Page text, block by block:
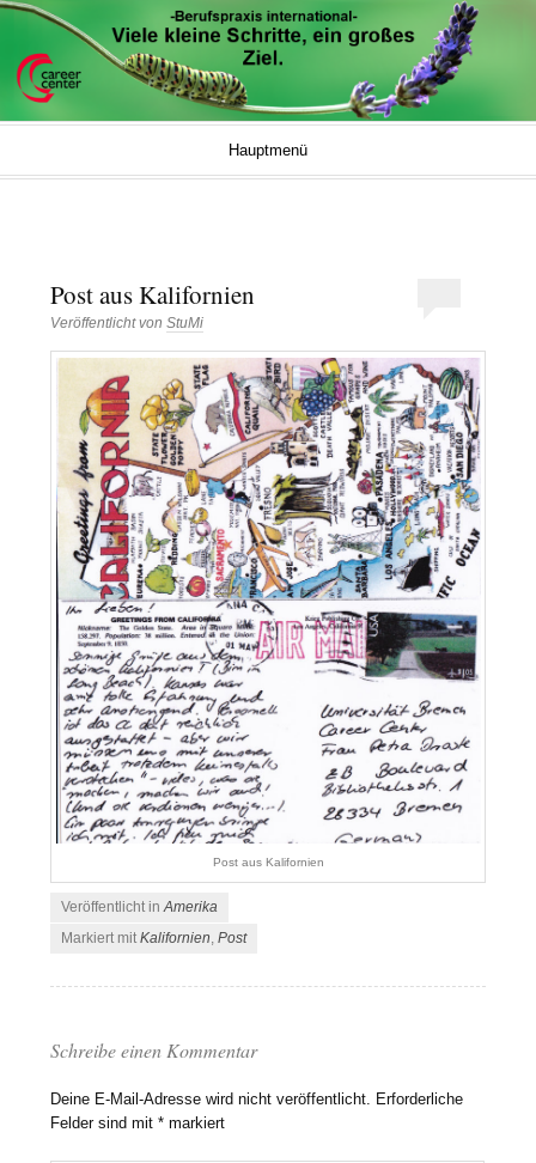
Career Center Blog
UNIVERSITÄT BREMEN
Hauptmenü
Post aus Kalifornien
Veröffentlicht vonStuMi
Post aus Kalifornien
Veröffentlicht inAmerika
Markiert mitKalifornien,Post
Schreibe einen Kommentar
Deine E-Mail-Adresse wird nicht veröffentlicht. Erforderliche
Felder sind mit* markiert